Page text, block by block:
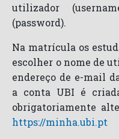
utilizador
(password).
Na matrícula os
escolher o nome de
endereço de e-mail
a conta UBI é
obrigatoriamente
https://minha.ubi.pt